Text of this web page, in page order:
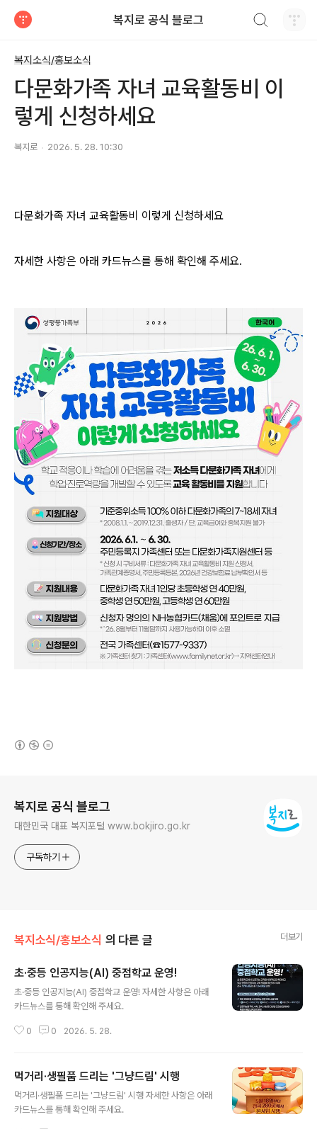
복지로 공식 블로그
복지소식/홍보소식
다문화가족 자녀 교육활동비 이
렇게 신청하세요
복지로 2026. 5. 28. 10:30
다문화가족 자녀 교육활동비 이렇게 신청하세요
자세한 사항은 아래 카드뉴스를 통해 확인해 주세요.
복지로 공식 블로그
대한민국 대표 복지포털 www.bokjiro.go.kr
구독하기
복지소식/홍보소식 의 다른 글 더보기
초·중등 인공지능(AI) 중점학교 운영!
초·중등 인공지능(AI) 중점학교 운영! 자세한 사항은 아래
카드뉴스를 통해 확인해 주세요.
0 0 2026. 5. 28.
먹거리·생필품 드리는 '그냥드림' 시행
먹거리·생필품 드리는 '그냥드림' 시행 자세한 사항은 아래
카드뉴스를 통해 확인해 주세요.